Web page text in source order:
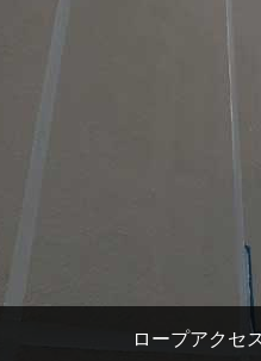
ロープアクセ